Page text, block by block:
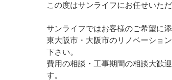
この度はサンライフにお任せいた
サンライフではお客様のご希望に
東大阪市・大阪市のリノベーショ
下さい。
費用の相談・工事期間の相談大歓
す。